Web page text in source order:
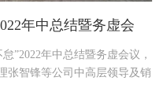
年中总结暨务虚会
”2022年中总结暨务虚会议，
张智锋等公司中高层领导及销